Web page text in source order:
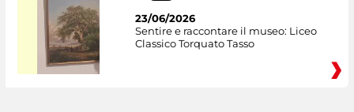
23/06/2026
Sentire e raccontare il museo: Liceo
Classico Torquato Tasso